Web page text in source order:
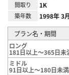
間取り 1K
築年数 1998年 3
プラン名・期間
ロング
181日以上～365日未
ミドル
91日以上～180日未満